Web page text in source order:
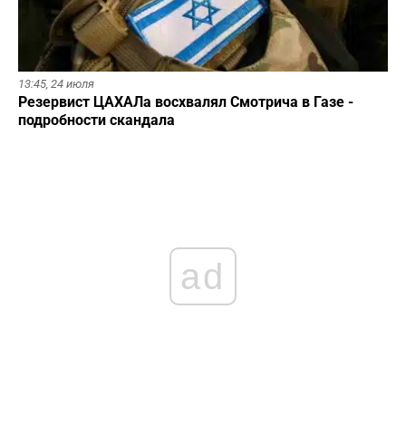
13:45, 24 июля
Резервист ЦАХАЛа восхвалял Смотрича в Газе -
подробности скандала
ad